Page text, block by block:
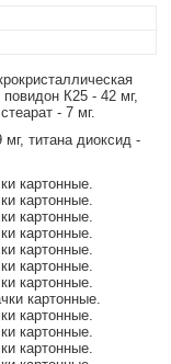
К25 - 42 мг,
- 7 мг.
мг, титана диоксид -
картонные.
картонные.
картонные.
картонные.
картонные.
картонные.
картонные.
картонные.
картонные.
картонные.
картонные.